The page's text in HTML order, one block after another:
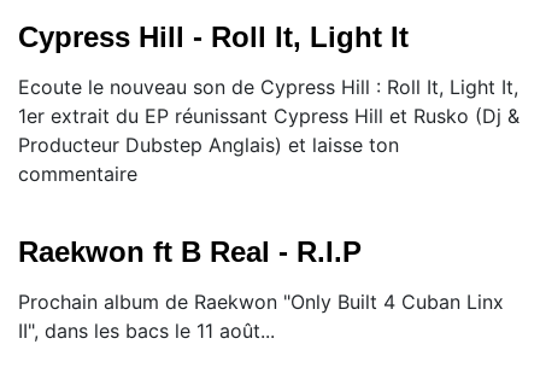
Cypress Hill - Roll It, Light It
Ecoute le nouveau son de Cypress Hill : Roll It, Light It,
1er extrait du EP réunissant Cypress Hill et Rusko (Dj &
Producteur Dubstep Anglais) et laisse ton
commentaire
Raekwon ft B Real - R.I.P
Prochain album de Raekwon "Only Built 4 Cuban Linx
II", dans les bacs le 11 août...